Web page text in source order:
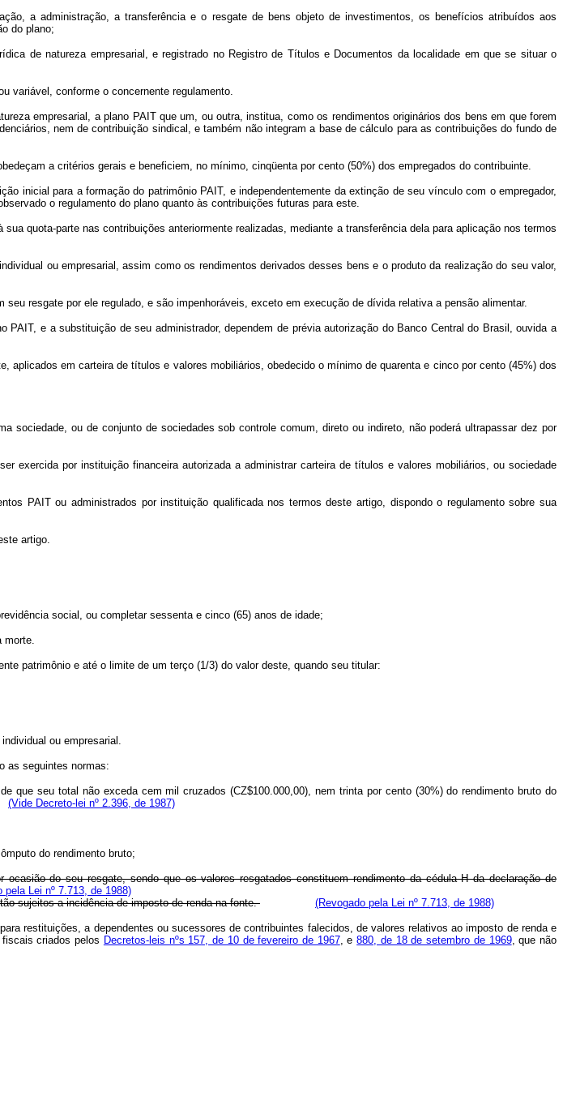
administração, a transferência e o resgate de bens objeto de investimentos, os benefícios atribuídos aos
do plano;
de natureza empresarial, e registrado no Registro de Títulos e Documentos da localidade em que se situar o
variável, conforme o concernente regulamento.
empresarial, a plano PAIT que um, ou outra, institua, como os rendimentos originários dos bens em que forem
nem de contribuição sindical, e também não integram a base de cálculo para as contribuições do fundo de
a critérios gerais e beneficiem, no mínimo, cinqüenta por cento (50%) dos empregados do contribuinte.
inicial para a formação do patrimônio PAIT, e independentemente da extinção de seu vínculo com o empregador,
o regulamento do plano quanto às contribuições futuras para este.
quota-parte nas contribuições anteriormente realizadas, mediante a transferência dela para aplicação nos termos
ou empresarial, assim como os rendimentos derivados desses bens e o produto da realização do seu valor,
resgate por ele regulado, e são impenhoráveis, exceto em execução de dívida relativa a pensão alimentar.
e a substituição de seu administrador, dependem de prévia autorização do Banco Central do Brasil, ouvida a
aplicados em carteira de títulos e valores mobiliários, obedecido o mínimo de quarenta e cinco por cento (45%) dos
ou de conjunto de sociedades sob controle comum, direto ou indireto, não poderá ultrapassar dez por
exercida por instituição financeira autorizada a administrar carteira de títulos e valores mobiliários, ou sociedade
ou administrados por instituição qualificada nos termos deste artigo, dispondo o regulamento sobre sua
artigo.
social, ou completar sessenta e cinco (65) anos de idade;
patrimônio e até o limite de um terço (1/3) do valor deste, quando seu titular:
ou empresarial.
as seguintes normas:
que seu total não exceda cem mil cruzados (CZ$100.000,00), nem trinta por cento (30%) do rendimento bruto do
(Vide Decreto-lei nº 2.396, de 1987)
do rendimento bruto;
do seu resgate, sendo que os valores resgatados constituem rendimento da cédula H da declaração de
pela Lei nº 7.713, de 1988)
sujeitos a incidência de imposto de renda na fonte.
(Revogado pela Lei nº 7.713, de 1988)
restituições, a dependentes ou sucessores de contribuintes falecidos, de valores relativos ao imposto de renda e
criados pelos Decretos-leis nºs 157, de 10 de fevereiro de 1967, e880, de 18 de setembro de 1969, que não